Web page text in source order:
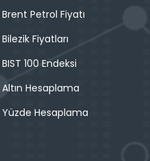
Brent Petrol Fiyatı
Bilezik Fiyatları
BIST 100 Endeksi
Altın Hesaplama
Yüzde Hesaplama